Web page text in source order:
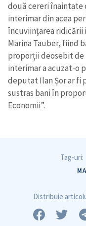
două cereri înaintate
interimar din acea
încuviințarea
Marina Tauber, fiind
proporții deosebit de
interimar a acuzat-o
deputat Ilan Șor ar fi
sustras bani în
Economii”.
Tag-uri:
Distribuie